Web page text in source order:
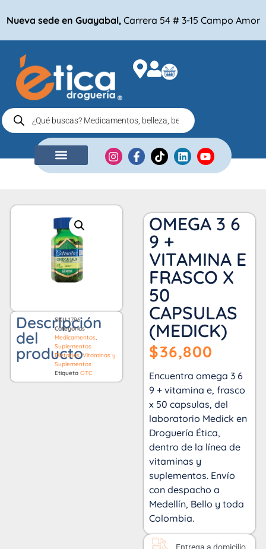
Nueva sede en Guayabal, Carrera 54 # 3-15 Campo Amor
Descripción
del
producto
SKU1796
Categorías
Medicamentos
Suplementos
Dietarios,Vitaminas y
Suplementos
Etiqueta OTC
OMEGA 3 6
9 +
VITAMINA E
FRASCO X
50
CAPSULAS
(MEDICK)
$36,800
Encuentra omega 3 6
9 + vitamina e, frasco
x 50 capsulas, del
laboratorio Medick en
Droguería Ética,
dentro de la línea de
vitaminas y
suplementos. Envío
con despacho a
Medellín, Bello y toda
Colombia.